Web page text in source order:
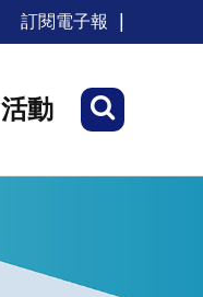
訂閱電子報
活動